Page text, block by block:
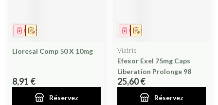
Sur prescription
Médicament
Lioresal Comp 50 X 10mg
8,91 €
Réservez
Sur prescription
Médicament
Viatris
Efexor Exel 75mg Caps
Liberation Prolonge 98
25,60 €
Réservez